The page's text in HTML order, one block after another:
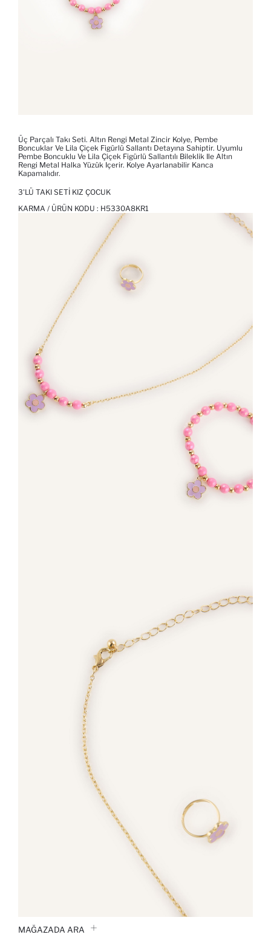
Üç Parçalı Takı Seti. Altın Rengi Metal Zincir Kolye, Pembe
Boncuklar Ve Lila Çiçek Figürlü Sallantı Detayına Sahiptir. Uyumlu
Pembe Boncuklu Ve Lila Çiçek Figürlü Sallantılı Bileklik Ile Altın
Rengi Metal Halka Yüzük Içerir. Kolye Ayarlanabilir Kanca
Kapamalıdır.
3'LÜ TAKI SETI KIZ ÇOCUK
KARMA / ÜRÜN KODU : H5330A8KR1
MAĞAZADA ARA